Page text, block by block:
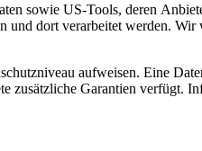
sowie US-Tools, deren
dort verarbeitet werden.
aufweisen. Eine
Garantien verfügt.